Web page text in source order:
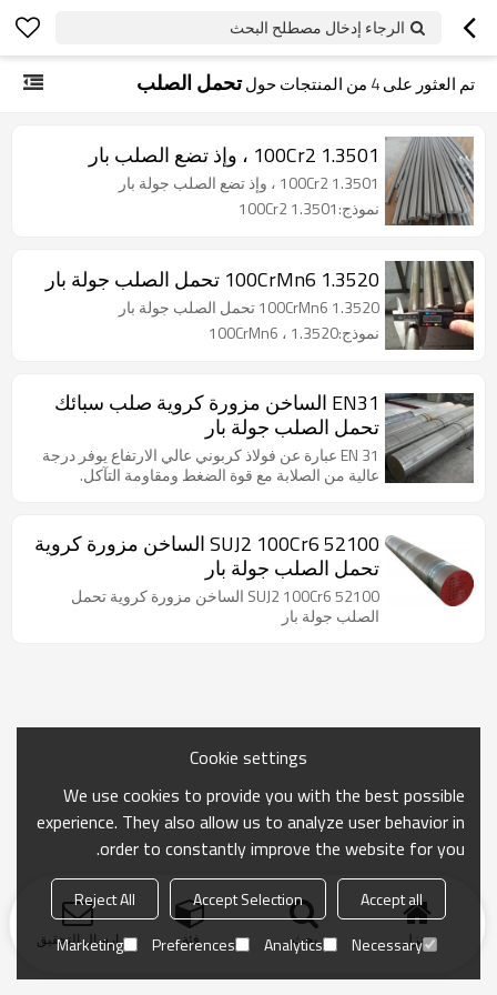
الرجاء إدخال مصطلح البحث
تم العثور على4 من المنتجات حولتحمل الصلب
100Cr2 1.3501 ، وإذ تضع الصلب بار
100Cr2 1.3501 ، وإذ تضع الصلب جولة بار
نموذج:100Cr2 1.3501
100CrMn6 1.3520 تحمل الصلب جولة بار
100CrMn6 1.3520 تحمل الصلب جولة بار
نموذج:100CrMn6 ، 1.3520
EN31 الساخن مزورة كروية صلب سبائك
تحمل الصلب جولة بار
EN 31 عبارة عن فولاذ كربوني عالي الارتفاع يوفر درجة
عالية من الصلابة مع قوة الضغط ومقاومة التآكل.
52100 SUJ2 100Cr6 الساخن مزورة كروية
تحمل الصلب جولة بار
52100 SUJ2 100Cr6 الساخن مزورة كروية تحمل
الصلب جولة بار
منزل بحث فئة ارسال التحقيق
Cookie settings
We use cookies to provide you with the best possible
experience. They also allow us to analyze user behavior in
order to constantly improve the website for you.
Accept all
Accept Selection
Reject All
Necessary
Analytics
Preferences
Marketing